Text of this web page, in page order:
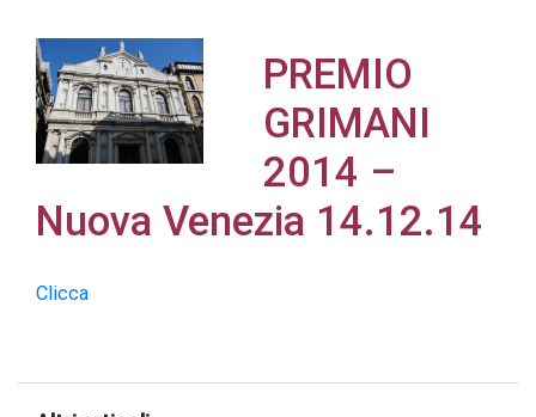
PREMIO
GRIMANI
2014 –
Nuova Venezia 14.12.14
Clicca
Acconsento
all'uso dei
con il
decreto